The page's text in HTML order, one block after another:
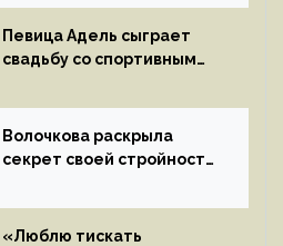
на камеру
Певица Адель сыграет
свадьбу со спортивным
этим летом
Волочкова раскрыла
секрет своей стройности:
страстные…»
«Люблю тискать